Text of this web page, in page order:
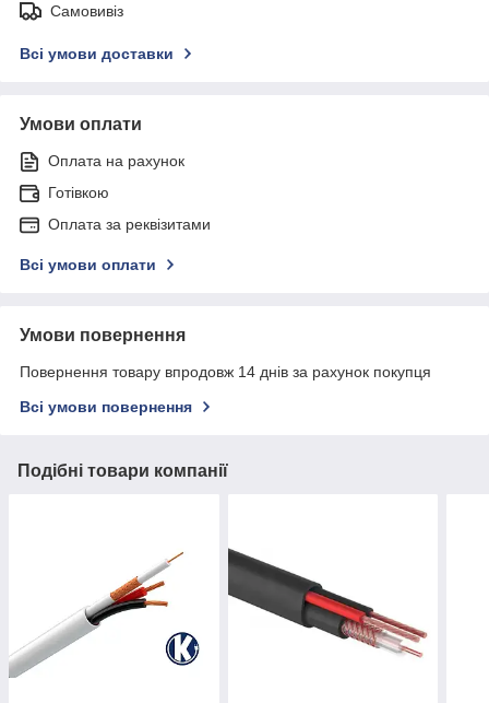
Самовивіз
Всі умови доставки
Умови оплати
Оплата на рахунок
Готівкою
Оплата за реквізитами
Всі умови оплати
Умови повернення
Повернення товару впродовж 14 днів за рахунок покупця
Всі умови повернення
Подібні товари компанії